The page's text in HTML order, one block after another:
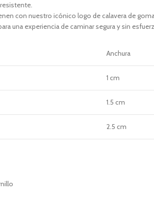
con nuestro icónico logo de calavera de
una experiencia de caminar segura y sin
Anchura
1 cm
1.5 cm
2.5 cm